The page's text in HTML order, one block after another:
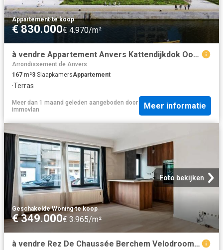
Appartement·te koop
€ 830.000€ 4.970/m²
à vendre Appartement Anvers Kattendijkdok Oostkaai
Arrondissement de Anvers
167 m²3 SlaapkamersAppartement
·Terras
Meer dan 1 maand geleden aangeboden door
immovlan
Meer informatie
Foto bekijken
Geschakelde Woning·te koop
€ 349.000€ 3.965/m²
à vendre Rez De Chaussée Berchem Velodroomstraat